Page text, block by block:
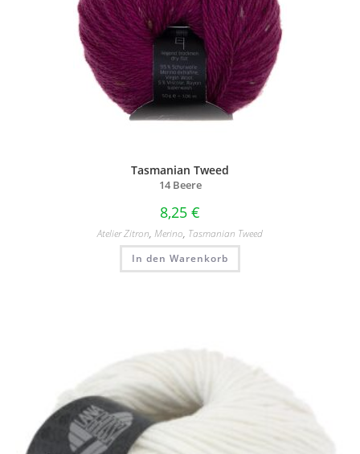
Tasmanian Tweed
14 Beere
8,25 €
Atelier Zitron, Merino, Tasmanian Tweed
In den Warenkorb